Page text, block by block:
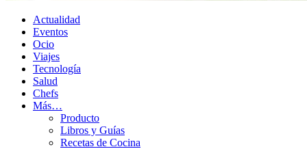
Actualidad
Eventos
Ocio
Viajes
Tecnología
Salud
Chefs
Más…
Producto
Libros y Guías
Recetas de Cocina